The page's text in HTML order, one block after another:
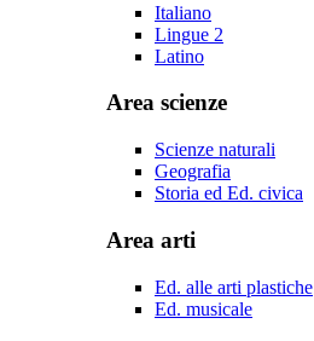
Italiano
Lingue 2
Latino
Area scienze
Scienze naturali
Geografia
Storia ed Ed. civica
Area arti
Ed. alle arti plastiche
Ed. musicale